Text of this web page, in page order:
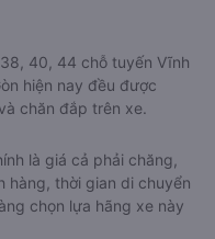
40, 44 chỗ tuyến Vĩnh
hiện nay đều được
chăn đắp trên xe.
là giá cả phải chăng,
hàng, thời gian di chuyển
chọn lựa hãng xe này